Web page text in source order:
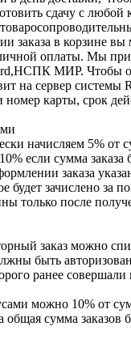
сдачу с
заказа в корзине вы
оплаты. Мы
МИР. Чтобы
на сервер системы
номер карты, срок
начисляем 5% от
если сумма заказа
заказа
будет зачислено за
только после
заказ можно
быть
ранее
можно 10% от
общая сумма заказов